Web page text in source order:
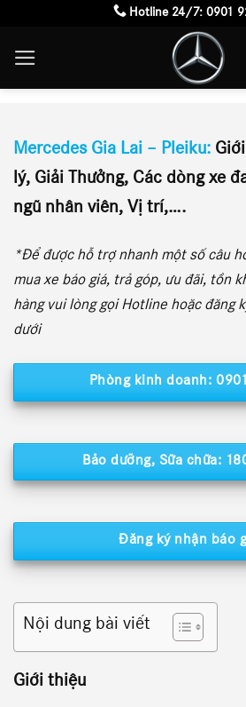
content
Hotline 24/7: 0901
Gia Lai Pleiku
Mercedes Gia Lai – Pleiku:
lý, Giải Thưởng, Các dòng xe
ngũ nhân viên, Vị trí,….
*Để được hỗ trợ nhanh một số câu
mua xe báo giá, trả góp, ưu đãi, tồn
hàng vui lòng gọi Hotline hoặc đăng
dưới
Phòng kinh doanh:
Bảo dưỡng, Sữa chữa:
Đăng ký nhận báo
Nội dung bài viết
Giới thiệu